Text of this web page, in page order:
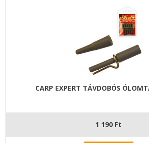
CARP EXPERT TÁVDOBÓS
1 190 Ft